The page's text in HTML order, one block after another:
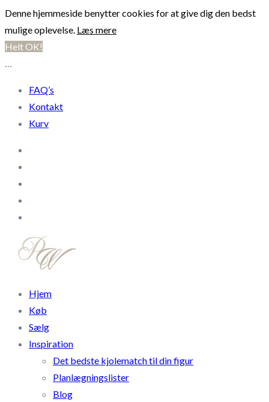
Denne hjemmeside benytter cookies for at give dig den bedst
mulige oplevelse. Læs mere
Helt OK!
…
FAQ’s
Kontakt
Kurv
Hjem
Køb
Sælg
Inspiration
Det bedste kjolematch til din figur
Planlægningslister
Blog